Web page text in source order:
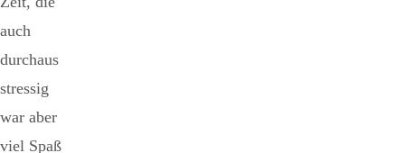
auch
durchaus
stressig
war aber
viel Spaß